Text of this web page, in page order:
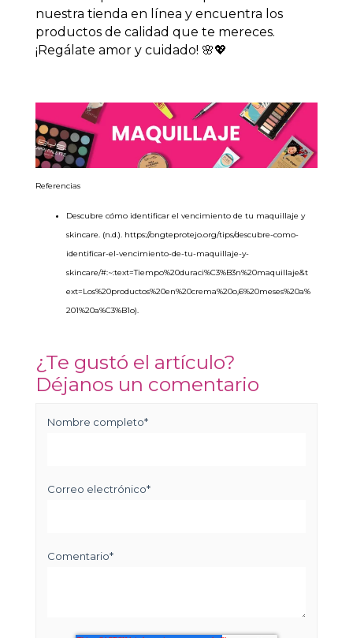
nuestra tienda en línea y encuentra los
productos de calidad que te mereces.
¡Regálate amor y cuidado! 🌸💖
Referencias
Descubre cómo identificar el vencimiento de tu maquillaje y
skincare. (n.d.). https://ongteprotejo.org/tips/descubre-como-
identificar-el-vencimiento-de-tu-maquillaje-y-
skincare/#:~:text=Tiempo%20duraci%C3%B3n%20maquillaje&t
ext=Los%20productos%20en%20crema%20o,6%20meses%20a%
201%20a%C3%B1o).
¿Te gustó el artículo?
Déjanos un comentario
Nombre completo*
Correo electrónico*
Comentario*